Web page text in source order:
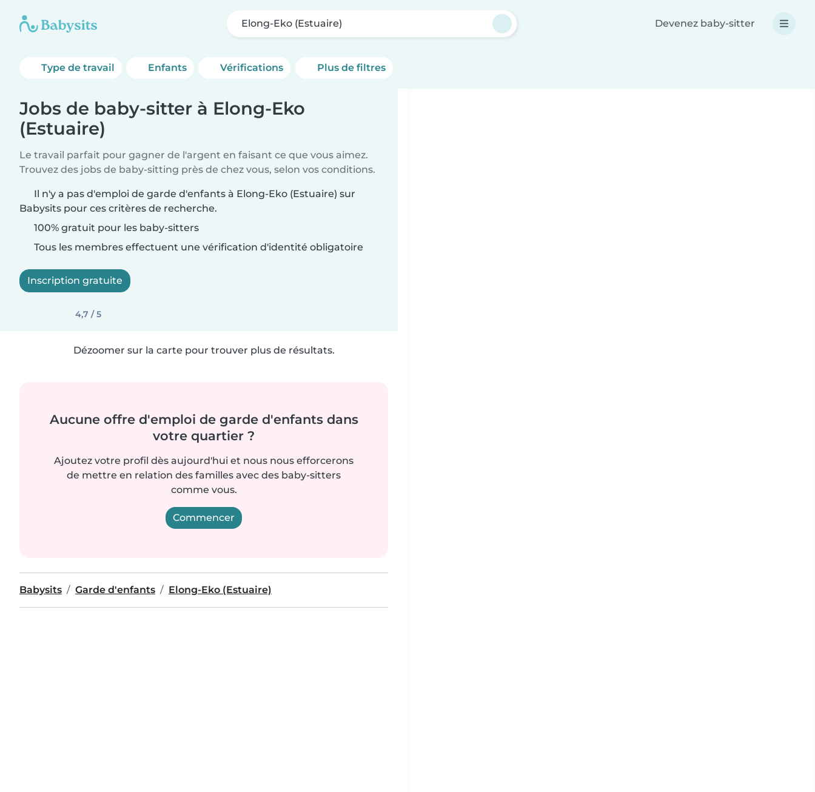
Elong-Eko (Estuaire) Devenez baby-sitter
Type de travail Enfants Vérifications Plus de filtres
Jobs de baby-sitter à Elong-Eko
(Estuaire)
Le travail parfait pour gagner de l'argent en faisant ce que vous aimez.
Trouvez des jobs de baby-sitting près de chez vous, selon vos conditions.
Il n'y a pas d'emploi de garde d'enfants à Elong-Eko (Estuaire) sur
Babysits pour ces critères de recherche.
100% gratuit pour les baby-sitters
Tous les membres effectuent une vérification d'identité obligatoire
Inscription gratuite
4,7 / 5
Dézoomer sur la carte pour trouver plus de résultats.
Aucune offre d'emploi de garde d'enfants dans
votre quartier ?
Ajoutez votre profil dès aujourd'hui et nous nous efforcerons
de mettre en relation des familles avec des baby-sitters
comme vous.
Commencer
Babysits Garde d'enfants Elong-Eko (Estuaire)